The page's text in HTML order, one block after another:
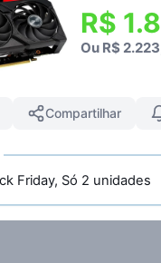
R$
Ou R$
Compartilhar
Friday, Só 2 unidades